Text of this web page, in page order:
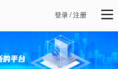
登录/注册